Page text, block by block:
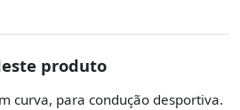
produto
curva, para condução desportiva.